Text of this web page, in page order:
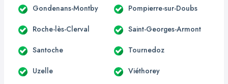
Gondenans-Montby Pompierre-sur-Doubs
Roche-lès-Clerval Saint-Georges-Armont
Santoche Tournedoz
Uzelle Viéthorey